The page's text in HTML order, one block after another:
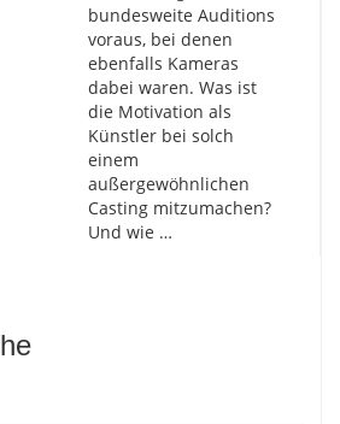
bundesweite Auditions
voraus, bei denen
ebenfalls Kameras
dabei waren. Was ist
die Motivation als
Künstler bei solch
einem
außergewöhnlichen
Casting mitzumachen?
Und wie …